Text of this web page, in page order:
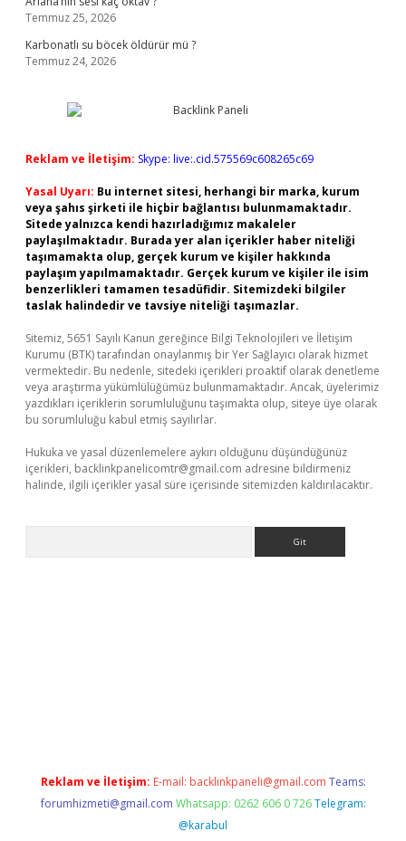
Temmuz 25, 2026
Karbonatlı su böcek öldürür mü ?
Temmuz 24, 2026
Reklam ve İletişim: Skype: live:.cid.575569c608265c69
Yasal Uyarı: Bu internet sitesi, herhangi bir marka, kurum
veya şahıs şirketi ile hiçbir bağlantısı bulunmamaktadır.
Sitede yalnızca kendi hazırladığımız makaleler
paylaşılmaktadır. Burada yer alan içerikler haber niteliği
taşımamakta olup, gerçek kurum ve kişiler hakkında
paylaşım yapılmamaktadır. Gerçek kurum ve kişiler ile isim
benzerlikleri tamamen tesadüfidir. Sitemizdeki bilgiler
taslak halindedir ve tavsiye niteliği taşımazlar.
Sitemiz, 5651 Sayılı Kanun gereğince Bilgi Teknolojileri ve İletişim
Kurumu (BTK) tarafından onaylanmış bir Yer Sağlayıcı olarak hizmet
vermektedir. Bu nedenle, sitedeki içerikleri proaktif olarak denetleme
veya araştırma yükümlülüğümüz bulunmamaktadır. Ancak, üyelerimiz
yazdıkları içeriklerin sorumluluğunu taşımakta olup, siteye üye olarak
bu sorumluluğu kabul etmiş sayılırlar.
Hukuka ve yasal düzenlemelere aykırı olduğunu düşündüğünüz
içerikleri, backlinkpanelicomtr@gmail.com adresine bildirmeniz
halinde, ilgili içerikler yasal süre içerisinde sitemizden kaldırılacaktır.
Reklam ve İletişim: E-mail: backlinkpaneli@gmail.com Teams:
forumhizmeti@gmail.com Whatsapp: 0262 606 0 726 Telegram:
@karabul